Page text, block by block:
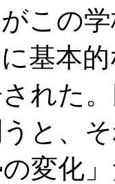
この
基本
れた
と、
変化